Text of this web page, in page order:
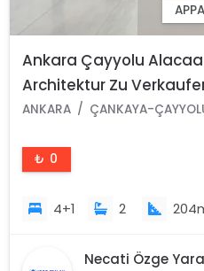
Ankara Çayyolu
Architektur Zu
ANKARA ÇANKAYA-
₺ 0
4+1 2
Necati Özge